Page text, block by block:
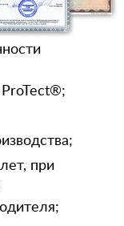
ProTect®;
при